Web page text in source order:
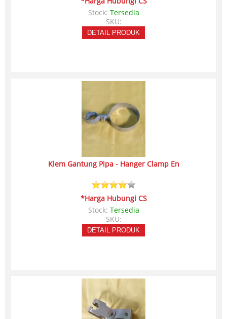
Stock: Tersedia
SKU:
DETAIL PRODUK
Klem Gantung Pipa - Hanger Clamp En
*Harga Hubungi CS
Stock: Tersedia
SKU:
DETAIL PRODUK